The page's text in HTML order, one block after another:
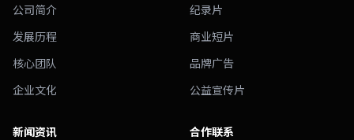
公司简介
发展历程
核心团队
企业文化
纪录片
商业短片
品牌广告
公益宣传片
新闻资讯 合作联系